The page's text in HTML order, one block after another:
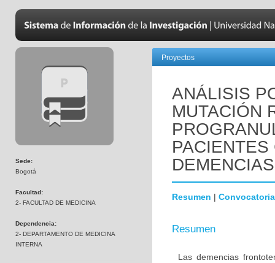
Sede:
Bogotá
Facultad:
2- FACULTAD DE MEDICINA
Dependencia:
2- DEPARTAMENTO DE MEDICINA
INTERNA
Proyectos
ANÁLISIS
MUTACIÓN
Resumen | Convocatoria
Resumen
Las demencias